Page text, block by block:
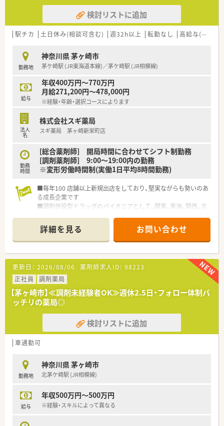
【法人特徴について】
■首都圏に約40店舗の調剤薬局を展開しており、安定した経営
基盤のもとで地域医療に深く貢献しています。
■30代の経営陣が中心となり、IT化の推進など、常に業界の未来
■社員の定着率が非常に高く、10年以上にわたって第一線で活
躍している薬剤師が多数在籍しています。
【想定されるキャリアイメージ】
■入社後は勤務薬剤師として経験を積み、将来的には管理薬剤師
やエリアマネージャーへの昇進を目指せます。
■他社と合同で実施するマネジメント研修に参加でき、次世代の
■個人の実績が処方箋枚数や在宅件数などの明確な数値で評価
され、決算賞与に反映される公正な仕組みです。
【こんな方にオススメ】
■自身の頑張りや店舗への貢献が、決算賞与という明確な形で年
収に反映される環境を望む方におすすめです。
織マネジメントに挑戦したい方に最適です。
■調剤業務のスキルアップだけでなく、マネジメントや経営に関
するビジネススキルも習得したい方にぴったりです。
検討リストに追加
駅チカ 土日休み(相談可含む) 週32h以上 転勤なし 高給与(600万円以上)
勤務地
神奈川県 茅ヶ崎市
茅ケ崎駅 (JR東海道本線)／茅ケ崎駅 (JR相模線)
給与
年収400万円～770万円
月給271,200円～478,000円
※経験・年齢・選択コースによります
法人
名
株式会社スギ薬局
スギ薬局 茅ヶ崎新栄町店
勤務
時間
[総合薬剤師] 開局時間に合わせてシフト制勤務
[調剤薬剤師] 9:00～19:00内の勤務
※変形労働時間制(実働1日平均8時間勤務)
■毎年100 店舗以上新規出店をしており、堅実ながらも勢いのあ
る成長企業です
■調剤併設型ドラッグのパイオニアとして、関東、東海、関西、北
■研修制度は様々なプランがあり、集合研修だけでなく任意で受
講可能な研修も幅広く用意されています
■店舗で活躍する従業員、社外で活躍する従業員、将来経営幹部
となる従業員など、薬剤師として様々な活躍ができるフィールド
を用意されています
■総合薬剤師・調剤薬剤師（土日休み・19時までの勤務）どちらか
の働き方を選択できます
■調剤併設型だけでなく「医療モール・クリニック併設店舗」「敷
地内薬局」「訪問調剤特化型店舗」など様々な店舗を運営してい
ます
■在宅医療にも積極的取り組んでおり「訪問調剤特化型店舗」を
50店舗以上、無菌調剤室は業界最多の51店舗設置しています
■「プラチナくるみん認定企業」「健康経営優良法人2023（大規模
法人部門）認定」等を取得し一人ひとりが働きやすい環境が整備
■充実した研修制度、人事制度、評価制度、キャリア支援制度等
があるのも特徴です
詳細を見る お問い合わせ
更新日： 2026/08/06 薬剤師求人ID： 98223
正社員
調剤薬局
【茅ヶ崎市】≪調剤未経験者OK≫週休2.5日・フォロー体制バ
ッチリの薬局◎
検討リストに追加
車通勤可
勤務地
神奈川県 茅ヶ崎市
北茅ケ崎駅 (JR相模線)
給与
年収500万円～500万円
※経験・スキルによって異なる